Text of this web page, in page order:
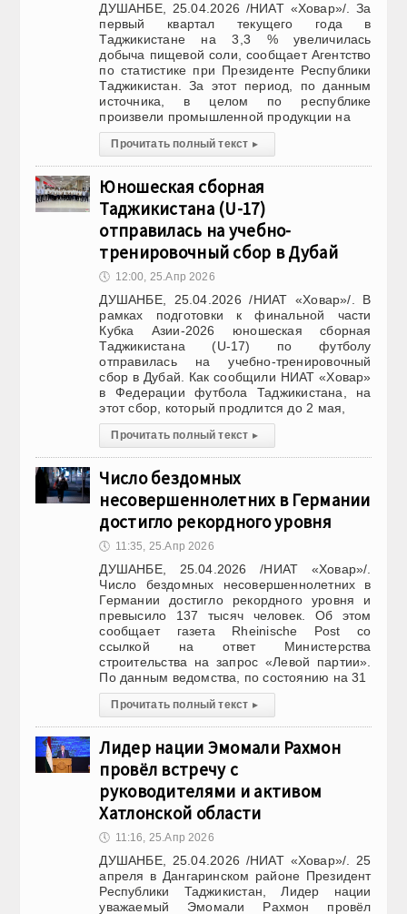
ДУШАНБЕ, 25.04.2026 /НИАТ «Ховар»/. За
первый квартал текущего года в
Таджикистане на 3,3 % увеличилась
добыча пищевой соли, сообщает Агентство
по статистике при Президенте Республики
Таджикистан. За этот период, по данным
источника, в целом по республике
произвели промышленной продукции на
Прочитать полный текст ▸
Юношеская сборная
Таджикистана (U-17)
отправилась на учебно-
тренировочный сбор в Дубай
🕔 12:00, 25.Апр 2026
ДУШАНБЕ, 25.04.2026 /НИАТ «Ховар»/. В
рамках подготовки к финальной части
Кубка Азии-2026 юношеская сборная
Таджикистана (U-17) по футболу
отправилась на учебно-тренировочный
сбор в Дубай. Как сообщили НИАТ «Ховар»
в Федерации футбола Таджикистана, на
этот сбор, который продлится до 2 мая,
Прочитать полный текст ▸
Число бездомных
несовершеннолетних в Германии
достигло рекордного уровня
🕔 11:35, 25.Апр 2026
ДУШАНБЕ, 25.04.2026 /НИАТ «Ховар»/.
Число бездомных несовершеннолетних в
Германии достигло рекордного уровня и
превысило 137 тысяч человек. Об этом
сообщает газета Rheinische Post со
ссылкой на ответ Министерства
строительства на запрос «Левой партии».
По данным ведомства, по состоянию на 31
Прочитать полный текст ▸
Лидер нации Эмомали Рахмон
провёл встречу с
руководителями и активом
Хатлонской области
🕔 11:16, 25.Апр 2026
ДУШАНБЕ, 25.04.2026 /НИАТ «Ховар»/. 25
апреля в Дангаринском районе Президент
Республики Таджикистан, Лидер нации
уважаемый Эмомали Рахмон провёл